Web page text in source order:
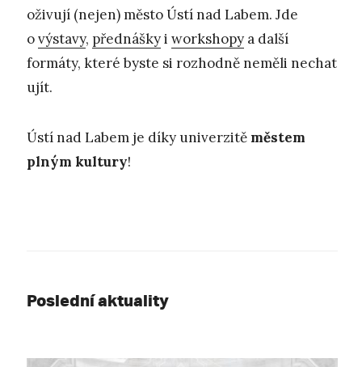
oživují (nejen) město Ústí nad Labem. Jde
ovýstavy, přednáškyi workshopy a další
formáty, které byste si rozhodně neměli nechat
ujít.
Ústí nad Labem je díky univerzitě městem
plným kultury!
Poslední aktuality